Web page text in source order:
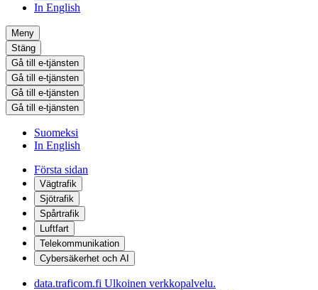
In English
Meny
Stäng
Gå till e-tjänsten
Gå till e-tjänsten
Gå till e-tjänsten
Gå till e-tjänsten
Suomeksi
In English
Första sidan
Vägtrafik
Sjötrafik
Spårtrafik
Luftfart
Telekommunikation
Cybersäkerhet och AI
data.traficom.fi Ulkoinen verkkopalvelu.